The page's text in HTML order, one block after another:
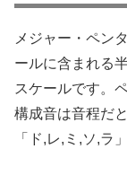
メジャー・ペン
ールに含まれる
スケールです。
構成音は音程だ
「ド,レ,ミ,ソ,ラ